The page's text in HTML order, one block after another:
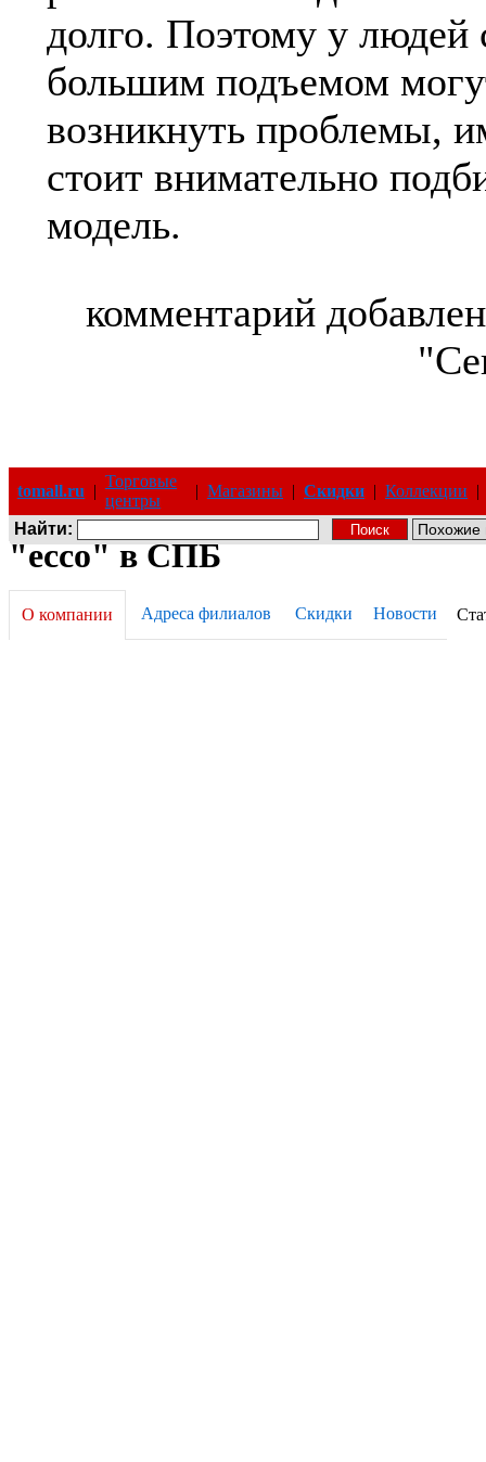
долго. Поэтому у людей
большим подъемом
возникнуть проблемы,
стоит внимательно
модель.
комментарий
tomall.ru |
Торговые
центры
| Магазины | Скидки | Коллекции |
Найти:
"ecco" в СПБ
О компании Адреса филиалов Скидки Новости